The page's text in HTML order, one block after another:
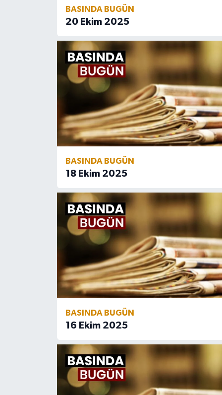
BASINDA BUGÜN
20 Ekim 2025
BASINDA BUGÜN
18 Ekim 2025
BASINDA BUGÜN
16 Ekim 2025
Malatya Müftülüğü
Manisa Müftülüğü
Mardin Müftülüğü
Muğla Müftülüğü
Muş Müftülüğü
Nevşehir Müftülüğü
Niğde Müftülüğü
Ordu Müftülüğü
Rize Müftülüğü
Sakarya Müftülüğü
Samsun Müftülüğü
Siirt Müftülüğü
Sinop Müftülüğü